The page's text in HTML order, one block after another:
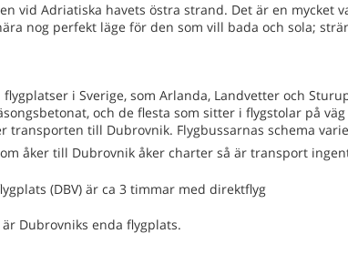
vid Adriatiska havets östra strand. Det är en mycket
nog perfekt läge för den som vill bada och sola;
i Sverige, som Arlanda, Landvetter och
och de flesta som sitter i flygstolar på
transporten till Dubrovnik. Flygbussarnas schema
åker till Dubrovnik åker charter så är transport
(DBV) är ca 3 timmar med direktflyg
Dubrovniks enda flygplats.